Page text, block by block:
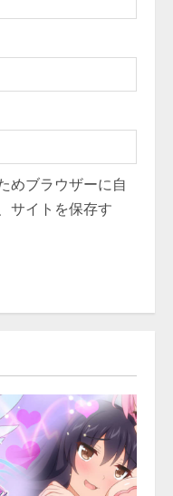
めブラウザーに自
サイトを保存す